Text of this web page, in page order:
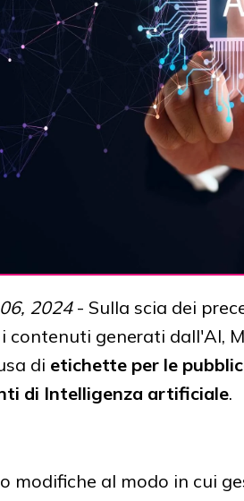
2024- Sulla scia dei
contenuti generati dall'AI,
di etichette per le
di Intelligenza artificiale.
modifiche al modo in cui